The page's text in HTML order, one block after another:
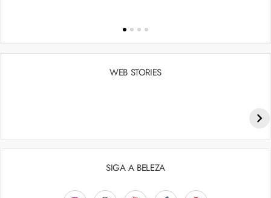
WEB STORIES
SIGA A BELEZA